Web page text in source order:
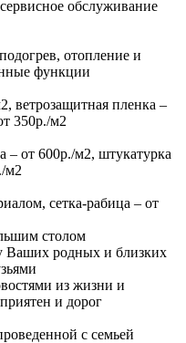
обслуживание
отопление и
функции
ветрозащитная пленка –
350р./м2
– от 600р./м2, штукатурка
м2
сетка-рабица – от
столом
Ваших родных и близких
из жизни и
и дорог
с семьей